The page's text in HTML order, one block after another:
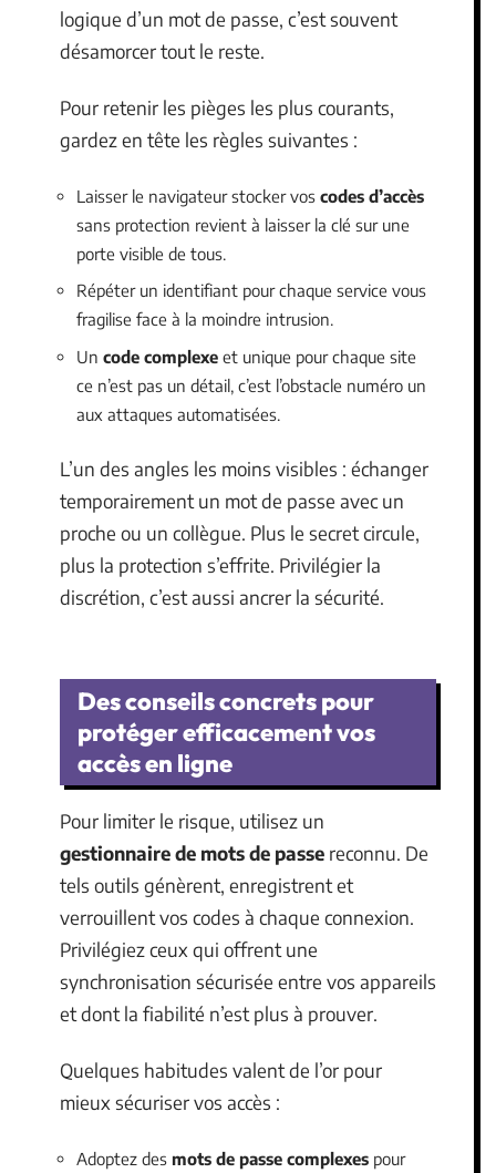
logique d’un mot de passe, c’est souvent
désamorcer tout le reste.
Pour retenir les pièges les plus courants,
gardez en tête les règles suivantes :
Laisser le navigateur stocker vos codes d’accès
sans protection revient à laisser la clé sur une
porte visible de tous.
Répéter un identifiant pour chaque service vous
fragilise face à la moindre intrusion.
Un code complexe et unique pour chaque site
ce n’est pas un détail, c’est l’obstacle numéro un
aux attaques automatisées.
L’un des angles les moins visibles : échanger
temporairement un mot de passe avec un
proche ou un collègue. Plus le secret circule,
plus la protection s’effrite. Privilégier la
discrétion, c’est aussi ancrer la sécurité.
Des conseils concrets pour
protéger efficacement vos
accès en ligne
Pour limiter le risque, utilisez un
gestionnaire de mots de passe reconnu. De
tels outils génèrent, enregistrent et
verrouillent vos codes à chaque connexion.
Privilégiez ceux qui offrent une
synchronisation sécurisée entre vos appareils
et dont la fiabilité n’est plus à prouver.
Quelques habitudes valent de l’or pour
mieux sécuriser vos accès :
Adoptez des mots de passe complexes pour